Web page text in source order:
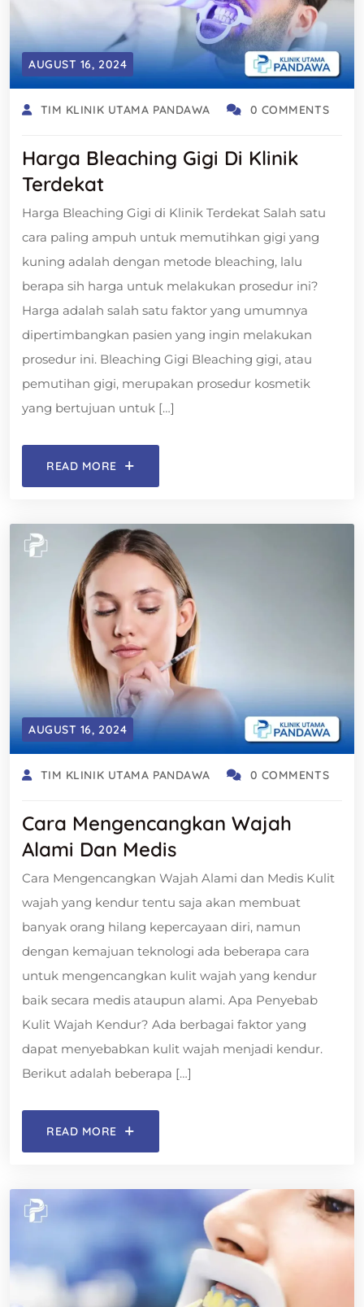
AUGUST 16, 2024
TIM KLINIK UTAMA PANDAWA 0 COMMENTS
Harga Bleaching Gigi Di Klinik
Terdekat
Harga Bleaching Gigi di Klinik Terdekat Salah satu
cara paling ampuh untuk memutihkan gigi yang
kuning adalah dengan metode bleaching, lalu
berapa sih harga untuk melakukan prosedur ini?
Harga adalah salah satu faktor yang umumnya
dipertimbangkan pasien yang ingin melakukan
prosedur ini. Bleaching Gigi Bleaching gigi, atau
pemutihan gigi, merupakan prosedur kosmetik
yang bertujuan untuk […]
READ MORE
AUGUST 16, 2024
TIM KLINIK UTAMA PANDAWA 0 COMMENTS
Cara Mengencangkan Wajah
Alami Dan Medis
Cara Mengencangkan Wajah Alami dan Medis Kulit
wajah yang kendur tentu saja akan membuat
banyak orang hilang kepercayaan diri, namun
dengan kemajuan teknologi ada beberapa cara
untuk mengencangkan kulit wajah yang kendur
baik secara medis ataupun alami. Apa Penyebab
Kulit Wajah Kendur? Ada berbagai faktor yang
dapat menyebabkan kulit wajah menjadi kendur.
Berikut adalah beberapa […]
READ MORE